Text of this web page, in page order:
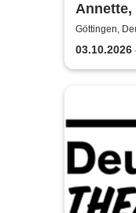
Annette,
Göttingen,
03.10.2026